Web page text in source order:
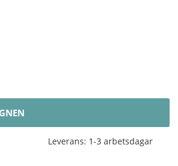
Leverans: 1-3 arbetsdagar